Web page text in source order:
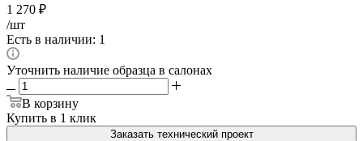
1 270 ₽
/шт
Есть в наличии: 1
Уточнить наличие образца в салонах
В корзину
Купить в 1 клик
Заказать технический проект